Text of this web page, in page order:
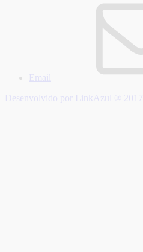
Email
Desenvolvido por LinkAzul ® 2017